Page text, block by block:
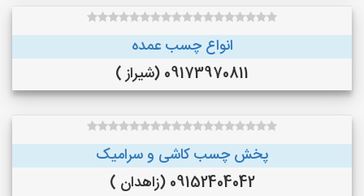
انواع چسب عمده
09173970811 (شیراز )
پخش چسب کاشی و سرامیک
09152404042 (زاهدان )